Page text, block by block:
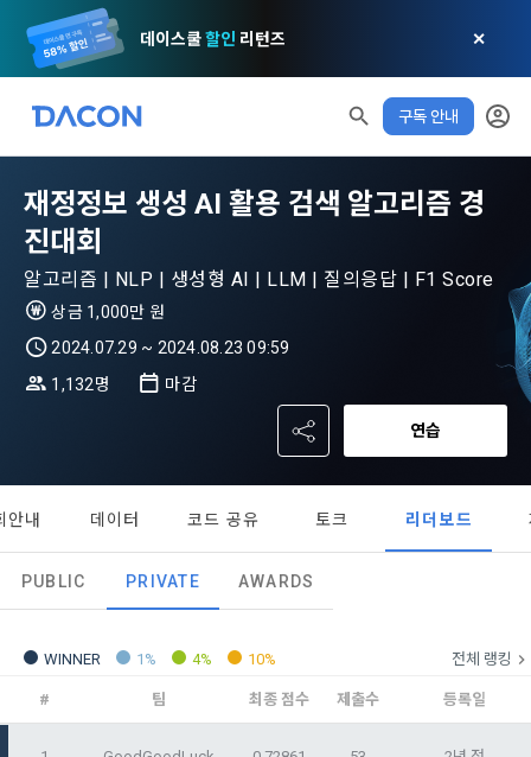
데이스쿨할인 리턴즈 ✕
구독 안내
0 / 800
전체 XP
이용약관
제 1 조 (목적)
본 약관은 데이콘 주식회사(이하 “회사”)와 “회원” 간에 정보 서
비스를 이용하는 조건 및 절차에 관한 필요한 사항을 약속하여
규정하는 데 그 목적이 있다. “회원”은 모든 약관에 동의해야 하
관의 전부에 동의한다는 것을 의미하며 본 약관은 “회원”이 서비
의 조항을 포함한다.
개인정보 처리방침
데이콘 개인정보 처리방침
(2021.05.24 본)
우선의 가치로 두고 있습니다. 데이콘주식회사(이하 ‘데이콘’ 또
정보보호 등에 관한 법률(이하 ‘정보통신망법’), 개인정보보호법
마케팅 정보 수신 동의
1. 광고성 정보의 이용목적
DACON이 제공하는 이용자 맞춤형 서비스 및 상품 추천, 각종
이용자에게 제공합니다.
재정정보 생성 AI 활용 검색 알고리즘 경
진대회
알고리즘 | NLP | 생성형 AI | LLM | 질의응답 | F1 Score
상금 1,000만 원
2024.07.29 ~ 2024.08.23 09:59
1,132명
마감
연습
안내 데이터 코드 공유 토크 리더보드
PUBLIC PRIVATE AWARDS
WINNER 1% 4% 10% 전체 랭킹
# 팀 최종 점수 제출수 등록일